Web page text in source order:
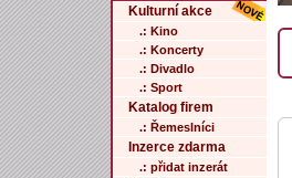
Kulturní akce
.: Kino
.: Koncerty
.: Divadlo
.: Sport
Katalog firem
.: Řemeslníci
Inzerce zdarma
.: přidat inzerát